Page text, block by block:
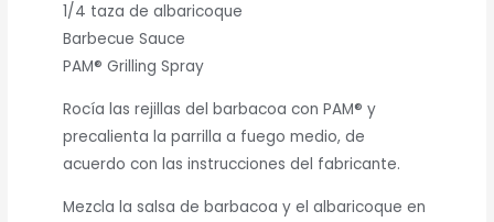
1/4 taza de albaricoque
Barbecue Sauce
PAM® Grilling Spray
Rocía las rejillas del barbacoa con PAM® y
precalienta la parrilla a fuego medio, de
acuerdo con las instrucciones del fabricante.
Mezcla la salsa de barbacoa y el albaricoque en